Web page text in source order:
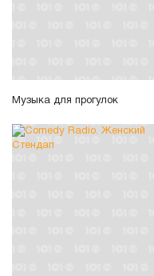
Музыка для прогулок